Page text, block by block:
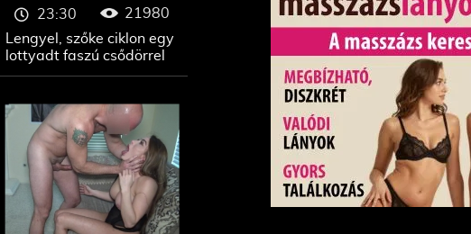
Lengyel, szőke ciklon egy
lottyadt faszú csődörrel
23:30 21980